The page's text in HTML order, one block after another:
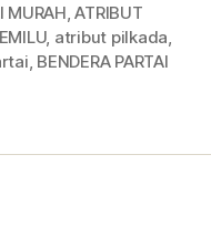
MURAH ,ATRIBUT
, atribut pilkada
BENDERA PARTAI